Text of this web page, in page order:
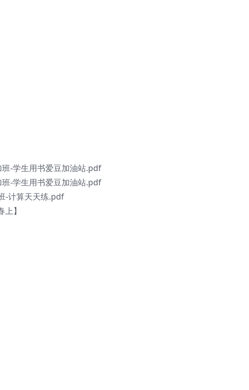
班-学生用书爱豆加油站.pdf
班-学生用书爱豆加油站.pdf
-计算天天练.pdf
】